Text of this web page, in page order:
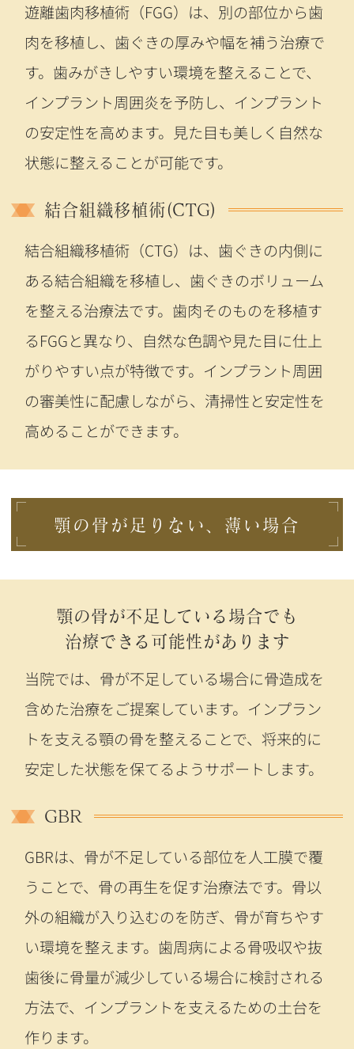
遊離歯肉移植術（FGG）は、別の部位から歯
肉を移植し、歯ぐきの厚みや幅を補う治療で
す。歯みがきしやすい環境を整えることで、
インプラント周囲炎を予防し、インプラント
の安定性を高めます。見た目も美しく自然な
状態に整えることが可能です。
結合組織移植術(CTG)
結合組織移植術（CTG）は、歯ぐきの内側に
ある結合組織を移植し、歯ぐきのボリューム
を整える治療法です。歯肉そのものを移植す
るFGGと異なり、自然な色調や見た目に仕上
がりやすい点が特徴です。インプラント周囲
の審美性に配慮しながら、清掃性と安定性を
高めることができます。
顎の骨が足りない、薄い場合
顎の骨が不足している場合でも
治療できる可能性があります
当院では、骨が不足している場合に骨造成を
含めた治療をご提案しています。インプラン
トを支える顎の骨を整えることで、将来的に
安定した状態を保てるようサポートします。
GBR
GBRは、骨が不足している部位を人工膜で覆
うことで、骨の再生を促す治療法です。骨以
外の組織が入り込むのを防ぎ、骨が育ちやす
い環境を整えます。歯周病による骨吸収や抜
歯後に骨量が減少している場合に検討される
方法で、インプラントを支えるための土台を
作ります。